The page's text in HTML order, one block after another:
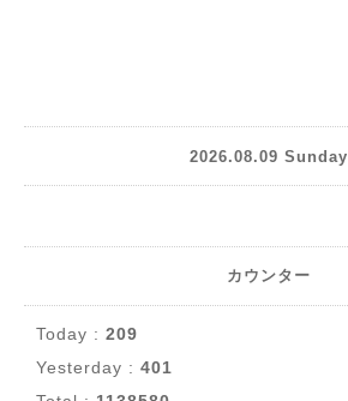
2026.08.09 Sunday
カウンター
Today : 209
Yesterday : 401